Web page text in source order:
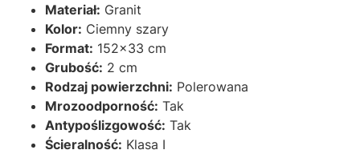
Materiał: Granit
Kolor: Ciemny szary
Format: 152x33 cm
Grubość: 2 cm
Rodzaj powierzchni: Polerowana
Mrozoodporność: Tak
Antypoślizgowość: Tak
Ścieralność: Klasa I